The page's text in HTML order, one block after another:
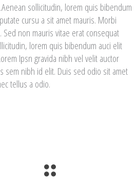
sollicitudin, lorem quis bibendum
cursu a sit amet mauris. Morbi
non mauris vitae erat consequat
lorem quis bibendum auci elit
Ipsn gravida nibh vel velit auctor
sem nibh id elit. Duis sed odio sit amet
tellus a odio.